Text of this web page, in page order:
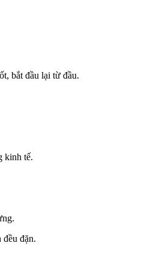
bắt đầu lại từ đầu.
kinh tế.
đặn.